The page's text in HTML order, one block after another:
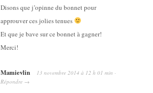
Disons que j’opinne du bonnet pour
approuver ces jolies tenues
Et que je bave sur ce bonnet à gagner!
Merci!
Mamievlin 13 novembre 2014 à 12 h 01 min ·
Répondre →